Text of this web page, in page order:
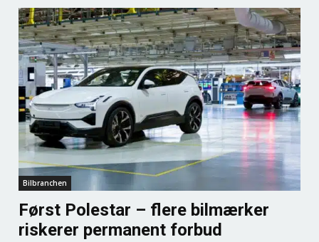
Bilbranchen
Først Polestar – flere bilmærker
riskerer permanent forbud